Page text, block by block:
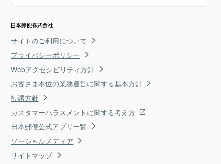
サイトのご利用について
プライバシーポリシー
Webアクセシビリティ方針
お客さま本位の業務運営に関する基本方針
勧誘方針
カスタマーハラスメントに関する考え方
日本郵便公式アプリ一覧
ソーシャルメディア
サイトマップ